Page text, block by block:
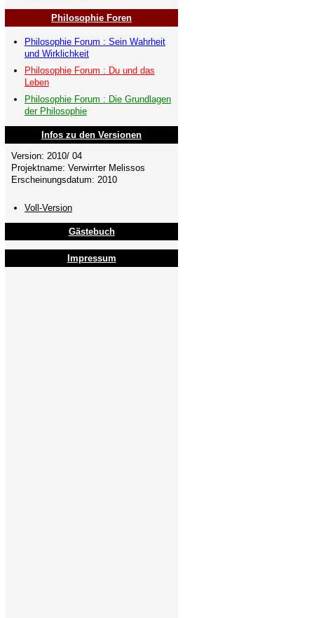
Philosophie Foren
Philosophie Forum : Sein Wahrheit
und Wirklichkeit
Philosophie Forum : Du und das
Leben
Philosophie Forum : Die Grundlagen
der Philosophie
Infos zu den Versionen
Version: 2010/ 04
Projektname: Verwirrter Melissos
Erscheinungsdatum: 2010
Voll-Version
Gästebuch
Impressum